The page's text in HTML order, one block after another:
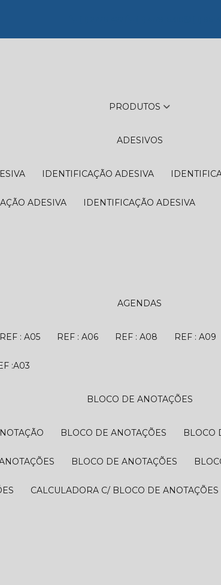
PRODUTOS
ADESIVOS
IDENTIFICAÇÃO ADESIVA
ADESIVA IDENTIFICAÇÃO ADESIVA
AGENDAS
REF : A05 REF : A06 REF : A08 REF : A09
:A03
BLOCO DE ANOTAÇÕES
BLOCO DE ANOTAÇÕES
BLOCO DE ANOTAÇÕES
CALCULADORA C/ BLOCO DE ANOTAÇÕES